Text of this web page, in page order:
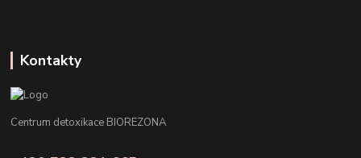
Kontakty
Centrum detoxikace BIOREZONA